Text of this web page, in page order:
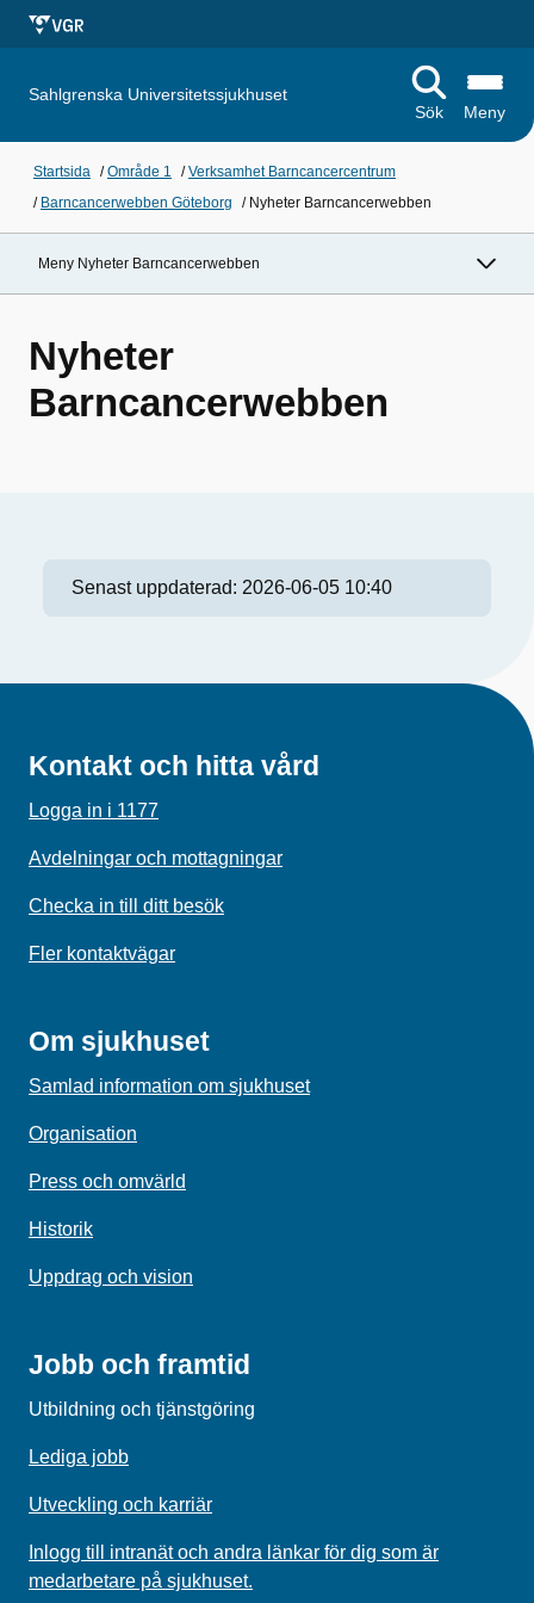
Sahlgrenska Universitetssjukhuset
Sök
Meny
Startsida /Område 1 /Verksamhet Barncancercentrum
/ Barncancerwebben Göteborg / Nyheter Barncancerwebben
Meny Nyheter Barncancerwebben
Nyheter
Barncancerwebben
Senast uppdaterad: 2026-06-05 10:40
Kontakt och hitta vård
Logga in i 1177
Avdelningar och mottagningar
Checka in till ditt besök
Fler kontaktvägar
Om sjukhuset
Samlad information om sjukhuset
Organisation
Press och omvärld
Historik
Uppdrag och vision
Jobb och framtid
Utbildning och tjänstgöring
Lediga jobb
Utveckling och karriär
Inlogg till intranät och andra länkar för dig som är
medarbetare på sjukhuset.